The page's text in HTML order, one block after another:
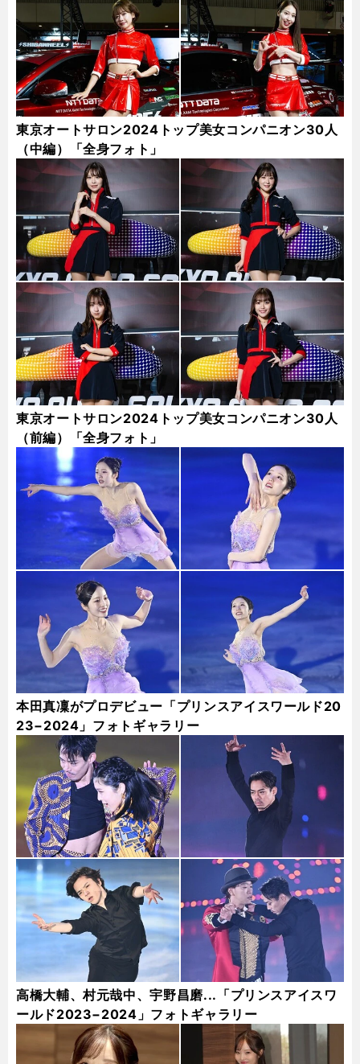
東京オートサロン2024トップ美女コンパニオン30人
（中編）「全身フォト」
東京オートサロン2024トップ美女コンパニオン30人
（前編）「全身フォト」
本田真凜がプロデビュー「プリンスアイスワールド20
23−2024」フォトギャラリー
高橋大輔、村元哉中、宇野昌磨...「プリンスアイスワ
ールド2023−2024」フォトギャラリー